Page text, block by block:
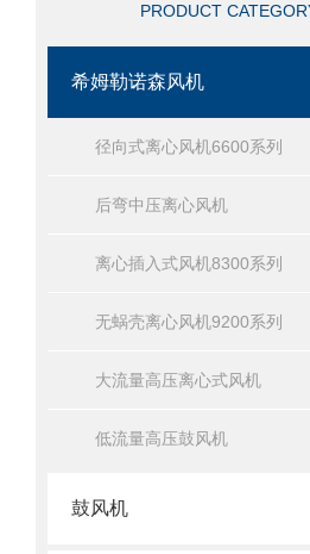
PRODUCT
希姆勒诺森风机
径向式离心风机6600系列
后弯中压离心风机
离心插入式风机8300系列
无蜗壳离心风机9200系列
大流量高压离心式风机
低流量高压鼓风机
鼓风机